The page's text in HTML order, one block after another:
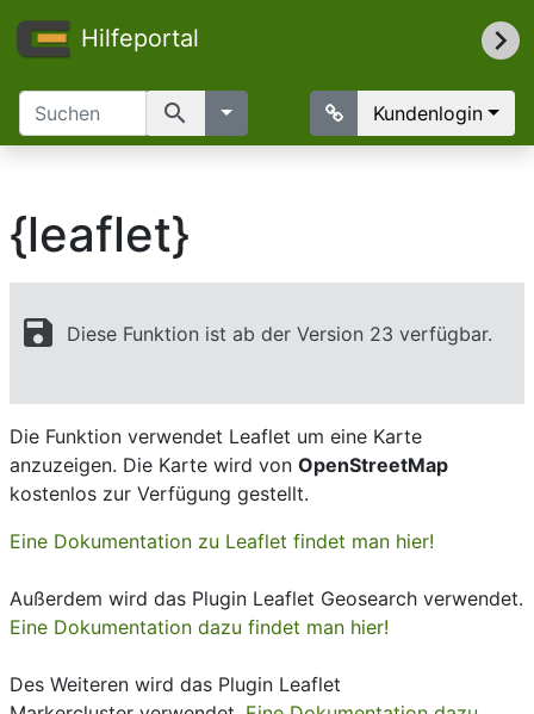
Hilfeportal
search Kundenlogin
{leaflet}
save Diese Funktion ist ab der Version 23 verfügbar.
Die Funktion verwendet Leaflet um eine Karte
anzuzeigen. Die Karte wird von OpenStreetMap
kostenlos zur Verfügung gestellt.
Eine Dokumentation zu Leaflet findet man hier!
Außerdem wird das Plugin Leaflet Geosearch verwendet.
Eine Dokumentation dazu findet man hier!
Des Weiteren wird das Plugin Leaflet